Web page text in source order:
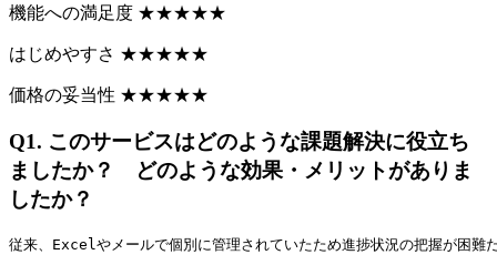
機能への満足度 ★★★★★
はじめやすさ ★★★★★
価格の妥当性 ★★★★★
Q1. このサービスはどのような課題解決に役立ち
ましたか？ どのような効果・メリットがありま
したか？
従来、Excelやメールで個別に管理されていたため進捗状況の把握が困難